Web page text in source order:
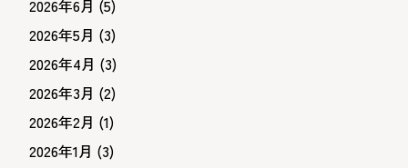
2026年6月 (5)
2026年5月 (3)
2026年4月 (3)
2026年3月 (2)
2026年2月 (1)
2026年1月 (3)